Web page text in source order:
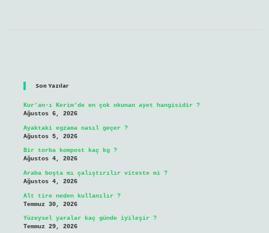
Son Yazılar
Kur’an-ı Kerim’de en çok okunan ayet hangisidir ?
Ağustos 6, 2026
Ayaktaki egzama nasıl geçer ?
Ağustos 5, 2026
Bir torba kompost kaç kg ?
Ağustos 4, 2026
Araba boşta mı çalıştırılır viteste mi ?
Ağustos 4, 2026
Alt tire neden kullanılır ?
Temmuz 30, 2026
Yüzeysel yaralar kaç günde iyileşir ?
Temmuz 29, 2026